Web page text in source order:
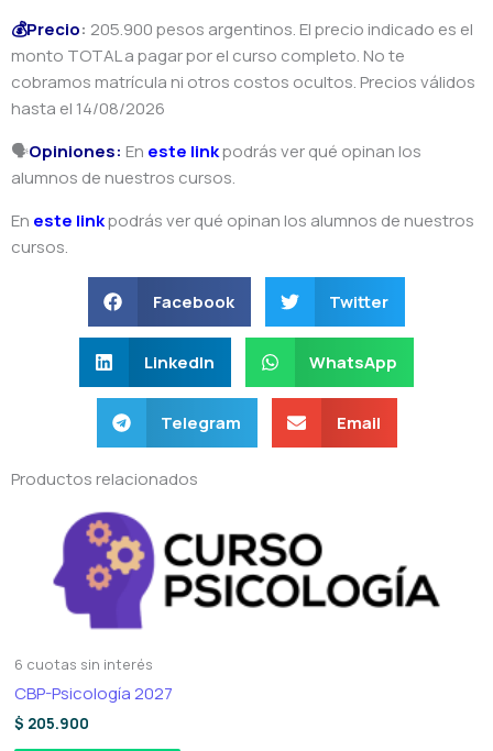
💰Precio: 205.900 pesos argentinos. El precio indicado es el
monto TOTAL a pagar por el curso completo. No te
cobramos matrícula ni otros costos ocultos. Precios válidos
hasta el 14/08/2026
🗣️Opiniones: En este linkpodrás ver qué opinan los
alumnos de nuestros cursos.
En este linkpodrás ver qué opinan los alumnos de nuestros
cursos.
Facebook Twitter
LinkedIn WhatsApp
Telegram Email
Productos relacionados
6 cuotas sin interés
CBP-Psicología 2027
$ 205.900